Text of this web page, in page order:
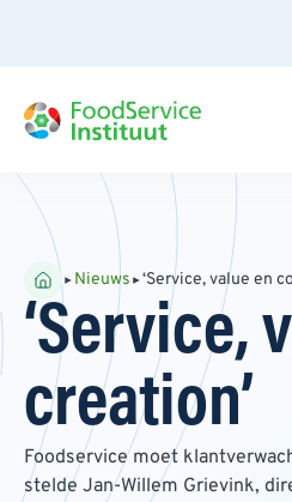
Nieuws ‘Service, value en
‘Service,
creation’
Foodservice moet
stelde Jan-Willem Grievink,